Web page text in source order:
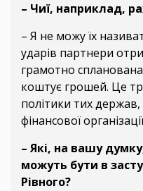
– Чиї, наприклад,
– Я не можу їх
ударів партнери
грамотно
коштує грошей. Це
політики тих держав,
фінансової
– Які, на вашу
можуть бути в
Рівного?